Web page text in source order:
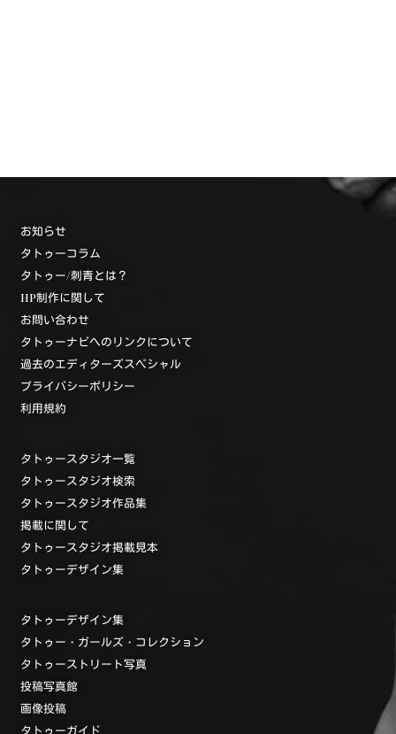
お知らせ
タトゥーコラム
タトゥー/刺青とは？
HP制作に関して
お問い合わせ
タトゥーナビへのリンクについて
過去のエディターズスペシャル
プライバシーポリシー
利用規約
タトゥースタジオ一覧
タトゥースタジオ検索
タトゥースタジオ作品集
掲載に関して
タトゥースタジオ掲載見本
タトゥーデザイン集
タトゥーデザイン集
タトゥー・ガールズ・コレクション
タトゥーストリート写真
投稿写真館
画像投稿
タトゥーガイド